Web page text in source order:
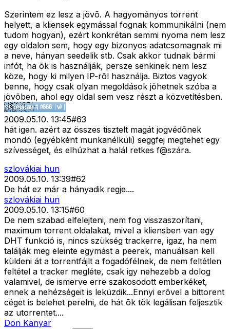
Szerintem ez lesz a jövõ. A hagyományos torrent
helyett, a kliensek egymással fognak kommunikálni (nem
tudom hogyan), ezért konkrétan semmi nyoma nem lesz
egy oldalon sem, hogy egy bizonyos adatcsomagnak mi
a neve, hányan seedelik stb. Csak akkor tudnak bármi
infót, ha õk is használják, persze senkinek nem lesz
köze, hogy ki milyen IP-rõl használja. Biztos vagyok
benne, hogy csak olyan megoldások jöhetnek szóba a
jövõben, ahol egy oldal sem vesz részt a közvetítésben.
2009.05.10. 13:45#63
hát igen. azért az összes tisztelt magát jogvédõnek
mondó (egyébként munkanélküli) seggfej megtehet egy
szívességet, és elhúzhat a halál retkes f@szára.
szlovákiai hun
2009.05.10. 13:39#62
De hát ez már a hányadik regje....
szlovákiai hun
2009.05.10. 13:15#60
De nem szabad elfelejteni, nem fog visszaszorítani,
maximum torrent oldalakat, mivel a kliensben van egy
DHT funkció is, nincs szükség trackerre, igaz, ha nem
találják meg eleinte egymást a peerek, manuálisan kell
küldeni át a torrentfájlt a fogadófélnek, de nem feltétlen
feltétel a tracker megléte, csak igy nehezebb a dolog
valamivel, de ismerve erre szakosodott emberkéket,
ennek a nehézségeit is leküzdik...Ennyi erõvel a bittorent
céget is belehet perelni, de hát õk tök legálisan feljesztik
az utorrentet....
Don Kanyar